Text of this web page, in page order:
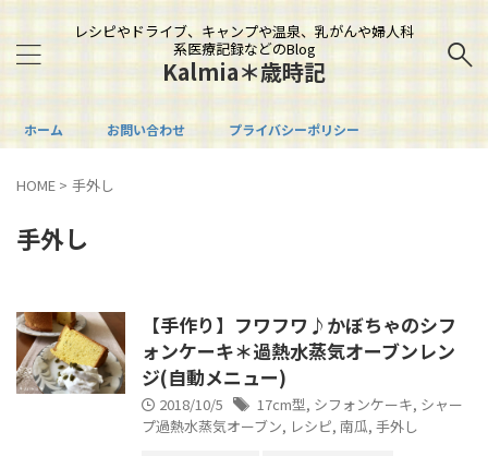
レシピやドライブ、キャンプや温泉、乳がんや婦人科
系医療記録などのBlog
Kalmia＊歳時記
ホーム お問い合わせ プライバシーポリシー
HOME > 手外し
手外し
【手作り】フワフワ♪かぼちゃのシフ
ォンケーキ＊過熱水蒸気オーブンレン
ジ(自動メニュー)
2018/10/5 17cm型, シフォンケーキ, シャー
プ過熱水蒸気オーブン, レシピ, 南瓜, 手外し